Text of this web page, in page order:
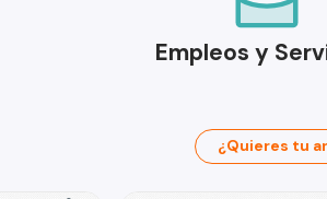
Empleos y
¿Quieres tu